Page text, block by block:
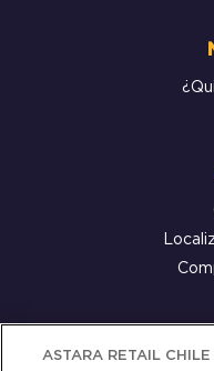
ASTARA RETAIL